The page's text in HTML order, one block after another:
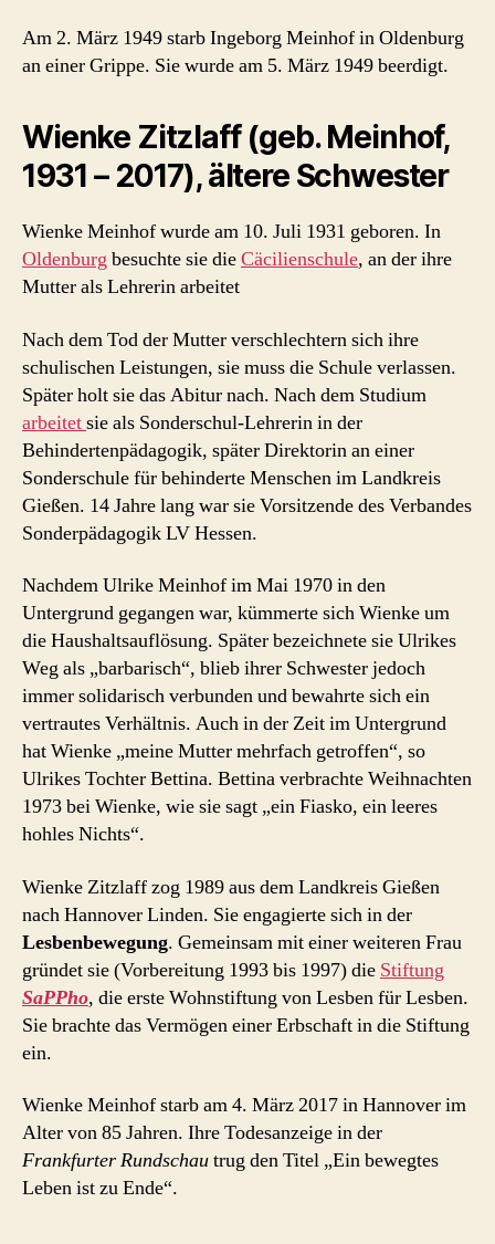
Am 2. März 1949 starb Ingeborg Meinhof in Oldenburg
an einer Grippe. Sie wurde am 5. März 1949 beerdigt.
Wienke Zitzlaff (geb. Meinhof,
1931 – 2017), ältere Schwester
Wienke Meinhof wurde am 10. Juli 1931 geboren. In
Oldenburgbesuchte sie dieCäcilienschule, an der ihre
Mutter als Lehrerin arbeitet
Nach dem Tod der Mutter verschlechtern sich ihre
schulischen Leistungen, sie muss die Schule verlassen.
Später holt sie das Abitur nach. Nach dem Studium
arbeitetsie als Sonderschul-Lehrerin in der
Behindertenpädagogik, später Direktorin an einer
Sonderschule für behinderte Menschen im Landkreis
Gießen. 14 Jahre lang war sie Vorsitzende des Verbandes
Sonderpädagogik LV Hessen.
Nachdem Ulrike Meinhof im Mai 1970 in den
Untergrund gegangen war, kümmerte sich Wienke um
die Haushaltsauflösung. Später bezeichnete sie Ulrikes
Weg als „barbarisch“, blieb ihrer Schwester jedoch
immer solidarisch verbunden und bewahrte sich ein
vertrautes Verhältnis. Auch in der Zeit im Untergrund
hat Wienke „meine Mutter mehrfach getroffen“, so
Ulrikes Tochter Bettina. Bettina verbrachte Weihnachten
1973 bei Wienke, wie sie sagt „ein Fiasko, ein leeres
hohles Nichts“.
Wienke Zitzlaff zog 1989 aus dem Landkreis Gießen
nach Hannover Linden. Sie engagierte sich in der
Lesbenbewegung. Gemeinsam mit einer weiteren Frau
gründet sie (Vorbereitung 1993 bis 1997) die Stiftung
SaPPho, die erste Wohnstiftung von Lesben für Lesben.
Sie brachte das Vermögen einer Erbschaft in die Stiftung
ein.
Wienke Meinhof starb am 4. März 2017 in Hannover im
Alter von 85 Jahren. Ihre Todesanzeige in der
Frankfurter Rundschautrug den Titel „Ein bewegtes
Leben ist zu Ende“.